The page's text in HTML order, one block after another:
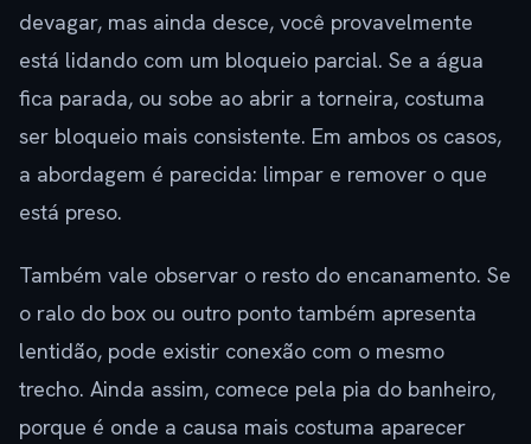
devagar, mas ainda desce, você provavelmente
está lidando com um bloqueio parcial. Se a água
fica parada, ou sobe ao abrir a torneira, costuma
ser bloqueio mais consistente. Em ambos os casos,
a abordagem é parecida: limpar e remover o que
está preso.
Também vale observar o resto do encanamento. Se
o ralo do box ou outro ponto também apresenta
lentidão, pode existir conexão com o mesmo
trecho. Ainda assim, comece pela pia do banheiro,
porque é onde a causa mais costuma aparecer